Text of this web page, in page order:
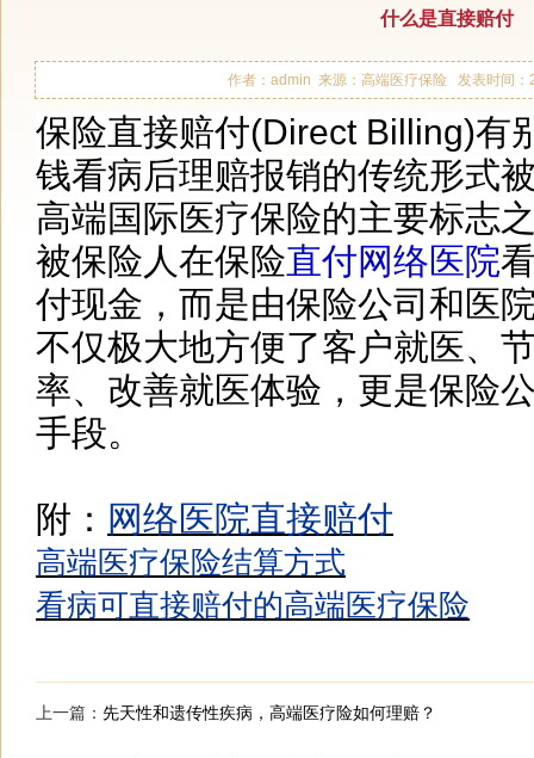
什么是直接赔付
作者：admin 来源：高端医疗保险 发表时间
保险直接赔付(Direct Billing)有
钱看病后理赔报销的传统形式
高端国际医疗保险的主要标志
被保险人在保险直付网络医院
付现金，而是由保险公司和医
不仅极大地方便了客户就医、
率、改善就医体验， 更是保险
手段。
附： 网络医院直接赔付
高端医疗保险结算方式
看病可直接赔付的高端医疗保险
上一篇： 先天性和遗传性疾病，高端医疗险如何理赔？